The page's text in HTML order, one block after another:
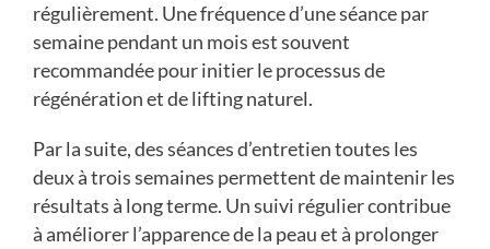
régulièrement. Une fréquence d’une séance par
semaine pendant un mois est souvent
recommandée pour initier le processus de
régénération et de lifting naturel.
Par la suite, des séances d’entretien toutes les
deux à trois semaines permettent de maintenir les
résultats à long terme. Un suivi régulier contribue
à améliorer l’apparence de la peau et à prolonger